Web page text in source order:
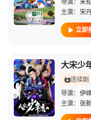
导演： 未知
主演： 宋
立即
大宋少
连续剧
导演： 伊
主演： 张